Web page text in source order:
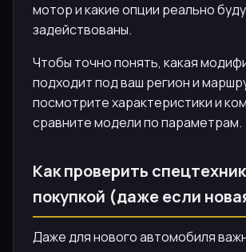
мотор и какие опции реально
задействованы.
Чтобы точно понять, какая
подходит под ваш регион и
посмотрите характеристики и
сравните модели по параметрам.
Как проверить
покупкой (даже если
Даже для нового автомобиля